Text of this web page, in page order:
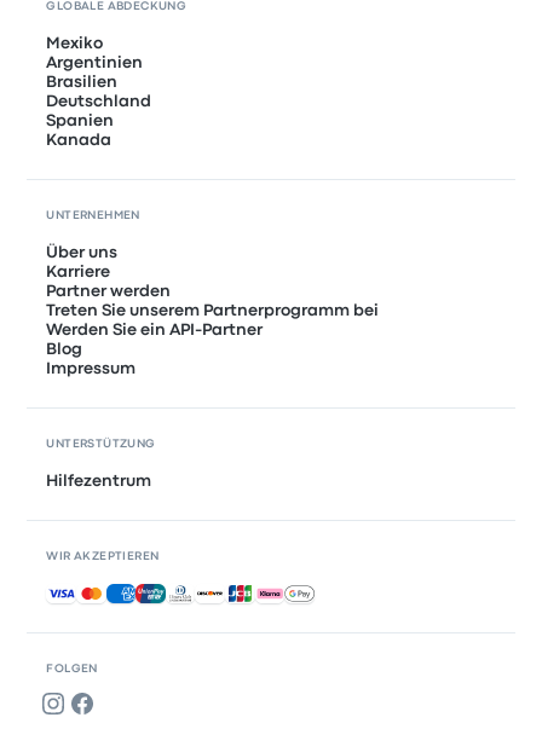
FOLGEN
GLOBALE ABDECKUNG
Mexiko
Argentinien
Brasilien
Deutschland
Spanien
Kanada
UNTERNEHMEN
Über uns
Karriere
Partner werden
Treten Sie unserem Partnerprogramm bei
Werden Sie ein API-Partner
Blog
Impressum
UNTERSTÜTZUNG
Hilfezentrum
WIR AKZEPTIEREN
Akzeptierte Zahlungsmethoden